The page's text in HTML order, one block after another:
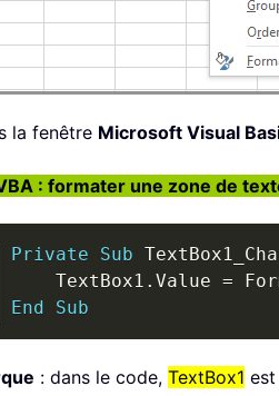
la fenêtre Microsoft Visual
: formater une zone de
Private Sub
    TextBox1
. Value =
End
Sub
: dans le code, TextBox1